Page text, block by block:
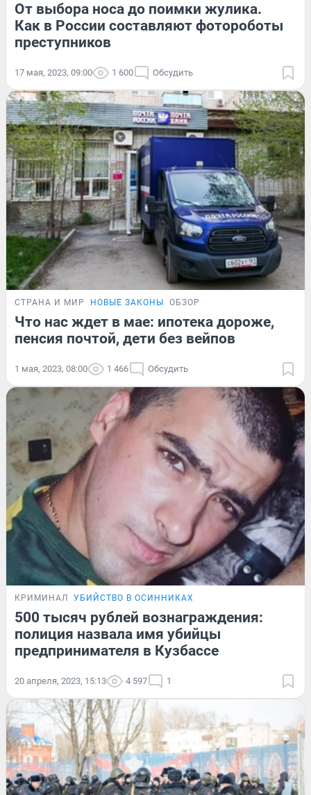
От выбора носа до поимки жулика.
Как в России составляют фотороботы
преступников
17 мая, 2023, 09:00 1 600 Обсудить
СТРАНА И МИР НОВЫЕ ЗАКОНЫ ОБЗОР
Что нас ждет в мае: ипотека дороже,
пенсия почтой, дети без вейпов
1 мая, 2023, 08:00 1 466 Обсудить
КРИМИНАЛ УБИЙСТВО В ОСИННИКАХ
500 тысяч рублей вознаграждения:
полиция назвала имя убийцы
предпринимателя в Кузбассе
20 апреля, 2023, 15:13 4 597 1